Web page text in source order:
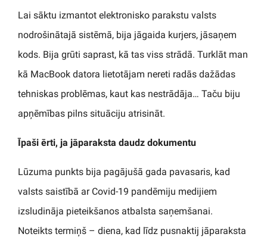
Lai sāktu izmantot elektronisko parakstu valsts
nodrošinātajā sistēmā, bija jāgaida kurjers, jāsaņem
kods. Bija grūti saprast, kā tas viss strādā. Turklāt man
kā MacBook datora lietotājam nereti radās dažādas
tehniskas problēmas, kaut kas nestrādāja… Taču biju
apņēmības pilns situāciju atrisināt.
Īpaši ērti, ja jāparaksta daudz dokumentu
Lūzuma punkts bija pagājušā gada pavasaris, kad
valsts saistībā ar Covid-19 pandēmiju medijiem
izsludināja pieteikšanos atbalsta saņemšanai.
Noteikts termiņš – diena, kad līdz pusnaktij jāparaksta